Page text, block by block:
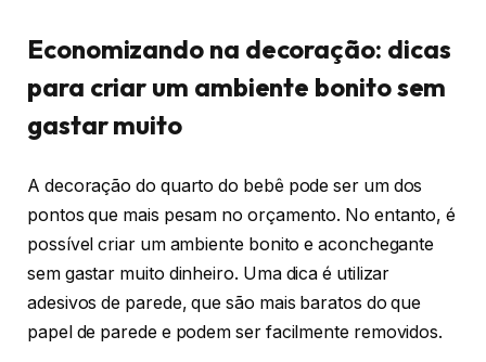
Economizando na decoração: dicas
para criar um ambiente bonito sem
gastar muito
A decoração do quarto do bebê pode ser um dos
pontos que mais pesam no orçamento. No entanto, é
possível criar um ambiente bonito e aconchegante
sem gastar muito dinheiro. Uma dica é utilizar
adesivos de parede, que são mais baratos do que
papel de parede e podem ser facilmente removidos.